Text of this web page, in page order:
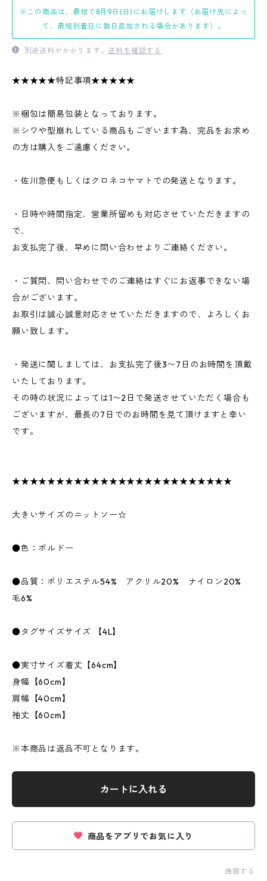
※この商品は、最短で8月9日(日)にお届けします（お届け先によっ
て、最短到着日に数日追加される場合があります）。
別途送料がかかります。送料を確認する
★★★★★特記事項★★★★★
※梱包は簡易包装となっております。
※シワや型崩れしている商品もございます為、完品をお求め
の方は購入をご遠慮ください。
・佐川急便もしくはクロネコヤマトでの発送となります。
・日時や時間指定、営業所留めも対応させていただきますの
で、
お支払完了後、早めに問い合わせよりご連絡ください。
・ご質問、問い合わせでのご連絡はすぐにお返事できない場
合がございます。
お取引は誠心誠意対応させていただきますので、よろしくお
願い致します。
・発送に関しましては、お支払完了後3〜7日のお時間を頂戴
いたしております。
その時の状況によっては1〜2日で発送させていただく場合も
ございますが、最長の7日でのお時間を見て頂けますと幸い
です。
★★★★★★★★★★★★★★★★★★★★★★★★★
大きいサイズのニットソー☆
●色：ボルドー
●品質：ポリエステル54% アクリル20% ナイロン20%
毛6%
●タグサイズサイズ 【4L】
●実寸サイズ着丈【64cm】
身幅【60cm】
肩幅【40cm】
袖丈【60cm】
※本商品は返品不可となります。
カートに入れる
商品をアプリでお気に入り
通報する